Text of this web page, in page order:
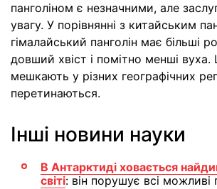
панголіном є незначними, але
увагу. У порівнянні з китайським
гімалайський панголін має більші
довший хвіст і помітно менші
мешкають у різних географічних
перетинаються.
Інші новини науки
В Антарктиді ховається
світі: він порушує всі можливі